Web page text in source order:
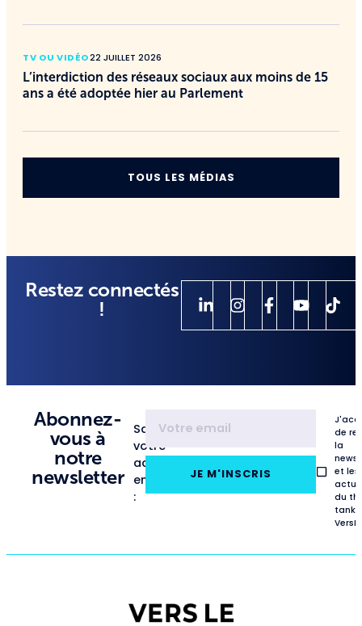
TV OU VIDÉO22 JUILLET 2026
L’interdiction des réseaux sociaux aux moins de 15
ans a été adoptée hier au Parlement
TOUS LES MÉDIAS
Restez connectés
!
Abonnez-
vous à
notre
newsletter
Saisissez
votre
adresse
email
:
JE M'INSCRIS
de
la
et les
du
tank